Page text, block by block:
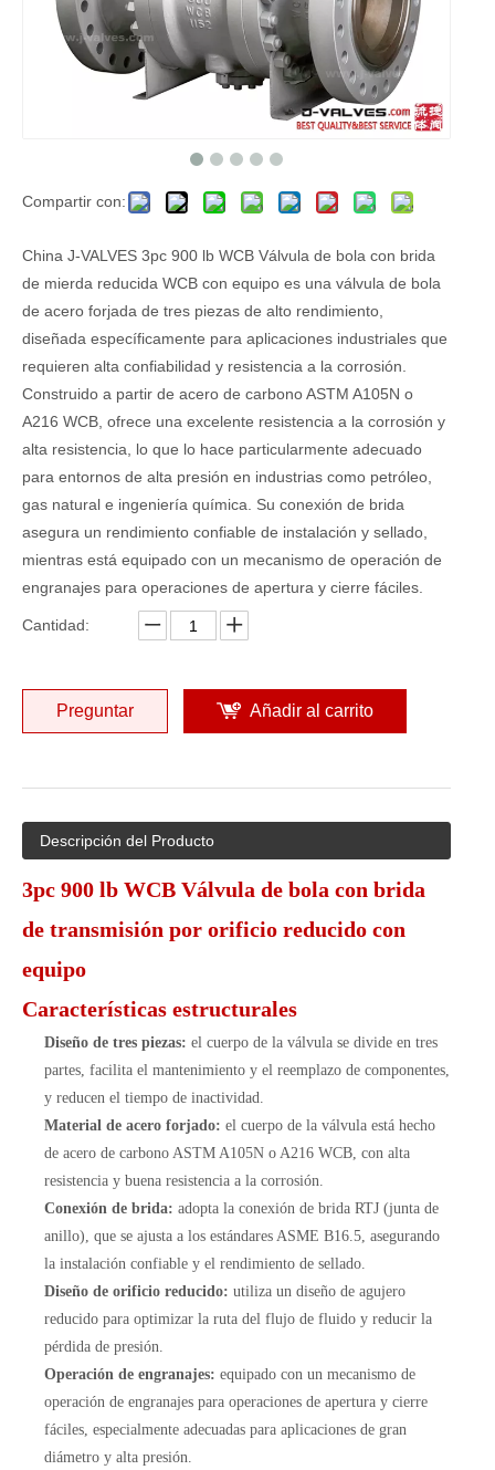
Compartir con:
China J-VALVES 3pc 900 lb WCB Válvula de bola con brida
de mierda reducida WCB con equipo es una válvula de bola
de acero forjada de tres piezas de alto rendimiento,
diseñada específicamente para aplicaciones industriales que
requieren alta confiabilidad y resistencia a la corrosión.
Construido a partir de acero de carbono ASTM A105N o
A216 WCB, ofrece una excelente resistencia a la corrosión y
alta resistencia, lo que lo hace particularmente adecuado
para entornos de alta presión en industrias como petróleo,
gas natural e ingeniería química. Su conexión de brida
asegura un rendimiento confiable de instalación y sellado,
mientras está equipado con un mecanismo de operación de
engranajes para operaciones de apertura y cierre fáciles.
Cantidad:
Preguntar Añadir al carrito
Descripción del Producto
3pc 900 lb WCB Válvula de bola con brida
de transmisión por orificio reducido con
equipo
Características estructurales
Diseño de tres piezas: el cuerpo de la válvula se divide en tres
partes, facilita el mantenimiento y el reemplazo de componentes,
y reducen el tiempo de inactividad.
Material de acero forjado: el cuerpo de la válvula está hecho
de acero de carbono ASTM A105N o A216 WCB, con alta
resistencia y buena resistencia a la corrosión.
Conexión de brida: adopta la conexión de brida RTJ (junta de
anillo), que se ajusta a los estándares ASME B16.5, asegurando
la instalación confiable y el rendimiento de sellado.
Diseño de orificio reducido: utiliza un diseño de agujero
reducido para optimizar la ruta del flujo de fluido y reducir la
pérdida de presión.
Operación de engranajes: equipado con un mecanismo de
operación de engranajes para operaciones de apertura y cierre
fáciles, especialmente adecuadas para aplicaciones de gran
diámetro y alta presión.